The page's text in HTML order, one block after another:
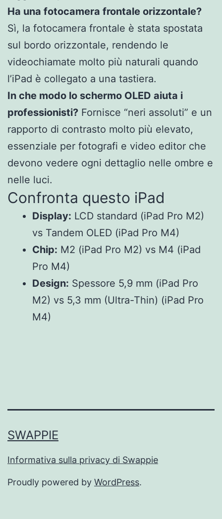
Ha una fotocamera frontale orizzontale?
Sì, la fotocamera frontale è stata spostata
sul bordo orizzontale, rendendo le
videochiamate molto più naturali quando
l’iPad è collegato a una tastiera.
In che modo lo schermo OLED aiuta i
professionisti? Fornisce “neri assoluti” e un
rapporto di contrasto molto più elevato,
essenziale per fotografi e video editor che
devono vedere ogni dettaglio nelle ombre e
nelle luci.
Confronta questo iPad
Display: LCD standard (iPad Pro M2)
vs Tandem OLED (iPad Pro M4)
Chip: M2 (iPad Pro M2) vs M4 (iPad
Pro M4)
Design: Spessore 5,9 mm (iPad Pro
M2) vs 5,3 mm (Ultra-Thin) (iPad Pro
M4)
SWAPPIE
Informativa sulla privacy di Swappie
Proudly powered by WordPress.